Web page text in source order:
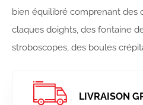
bien équilibré comprenant des
claques doights, des fontaine
stroboscopes, des boules
LIVRAISON